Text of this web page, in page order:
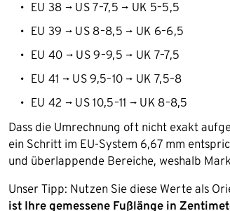
EU 38 → US 7–7,5 → UK 5–5,5
EU 39 → US 8–8,5 → UK 6–6,5
EU 40 → US 9–9,5 → UK 7–7,5
EU 41 → US 9,5–10 → UK 7,5–8
EU 42 → US 10,5–11 → UK 8–8,5
Dass die Umrechnung oft nicht exakt
ein Schritt im EU-System 6,67 mm
und überlappende Bereiche, weshalb
Unser Tipp: Nutzen Sie diese Werte als
ist Ihre gemessene Fußlänge in